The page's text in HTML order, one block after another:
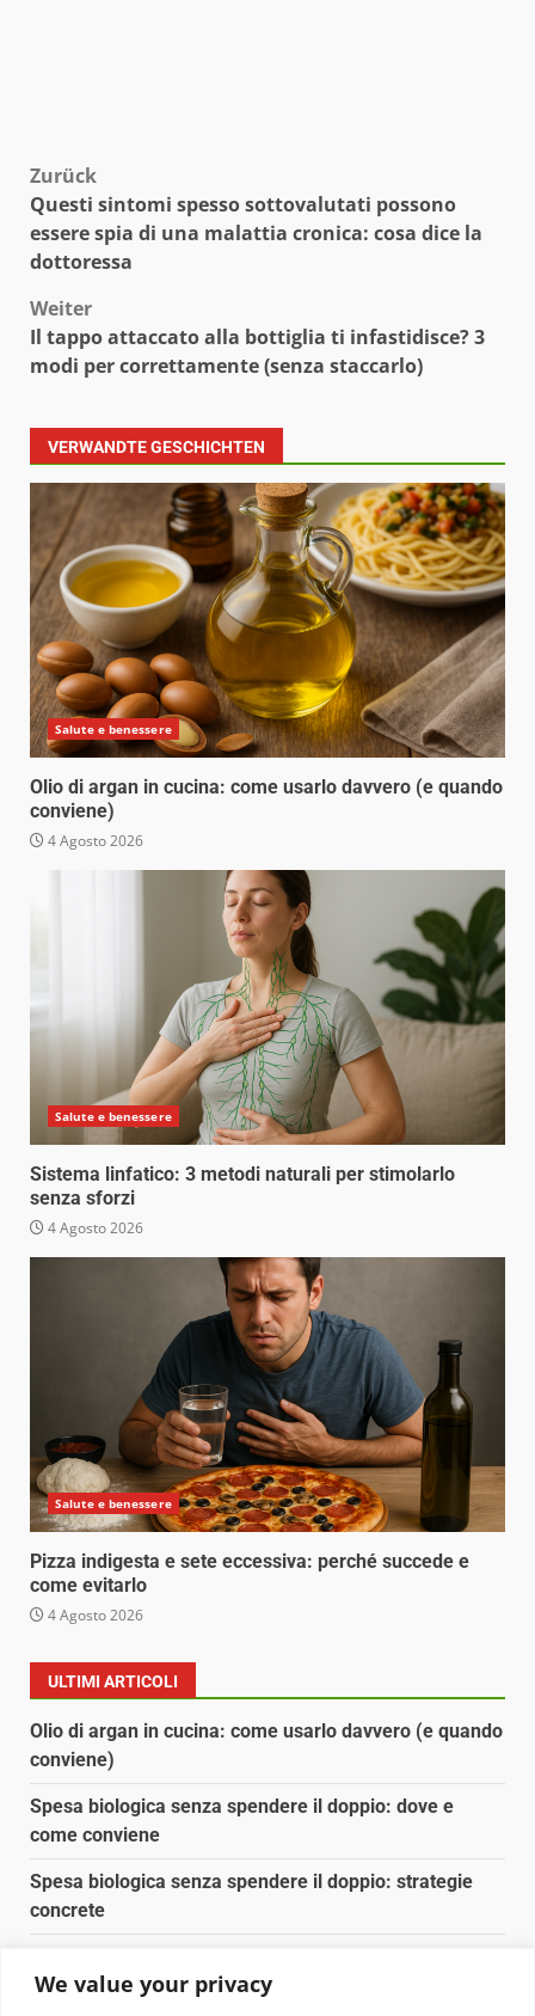
We value your privacy
Beitragsnavigation
Zurück
Questi sintomi spesso sottovalutati possono
essere spia di una malattia cronica: cosa dice la
dottoressa
Weiter
Il tappo attaccato alla bottiglia ti infastidisce? 3
modi per correttamente (senza staccarlo)
VERWANDTE GESCHICHTEN
Salute e benessere
Olio di argan in cucina: come usarlo davvero (e quando
conviene)
4 Agosto 2026
Salute e benessere
Sistema linfatico: 3 metodi naturali per stimolarlo
senza sforzi
4 Agosto 2026
Salute e benessere
Pizza indigesta e sete eccessiva: perché succede e
come evitarlo
4 Agosto 2026
ULTIMI ARTICOLI
Olio di argan in cucina: come usarlo davvero (e quando
conviene)
Spesa biologica senza spendere il doppio: dove e
come conviene
Spesa biologica senza spendere il doppio: strategie
concrete
Pulizia naturale della casa: 3 ingredienti che